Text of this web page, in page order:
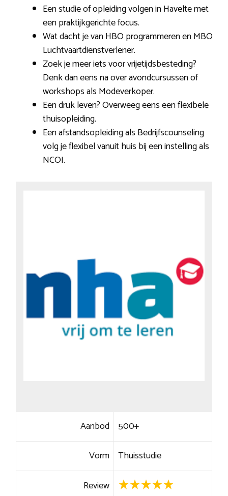
Een studie of opleiding volgen in Havelte met
een praktijkgerichte focus.
Wat dacht je van HBO programmeren en MBO
Luchtvaartdienstverlener.
Zoek je meer iets voor vrijetijdsbesteding?
Denk dan eens na over avondcursussen of
workshops als Modeverkoper.
Een druk leven? Overweeg eens een flexibele
thuisopleiding.
Een afstandsopleiding als Bedrijfscounseling
volg je flexibel vanuit huis bij een instelling als
NCOI.
Aanbod 500+
Vorm Thuisstudie
Review